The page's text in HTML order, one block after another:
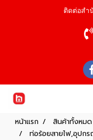
ติดต่อสำ
หน้าแรก สินค้าทั้งหมด
ท่อร้อยสายไฟ,อุปก